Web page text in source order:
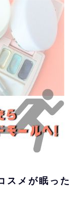
スメが眠った